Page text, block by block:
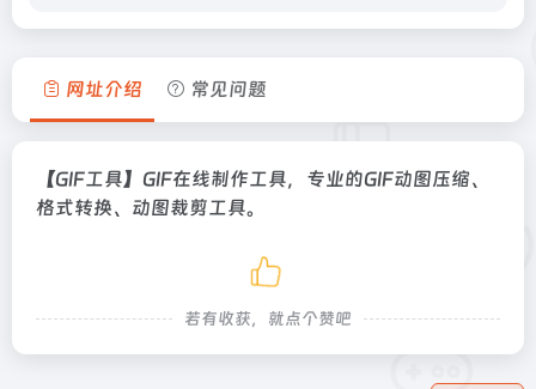
网址介绍 常见问题
【GIF工具】GIF在线制作工具，专业的GIF动图压缩、
格式转换、动图裁剪工具。
若有收获，就点个赞吧